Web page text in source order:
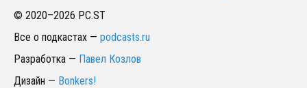
© 2020–2026 PC.ST
Все о подкастах — podcasts.ru
Разработка — Павел Козлов
Дизайн — Bonkers!